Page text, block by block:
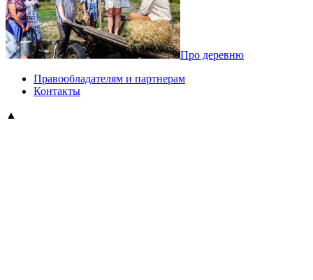
Про деревню
Правообладателям и партнерам
Контакты
▲